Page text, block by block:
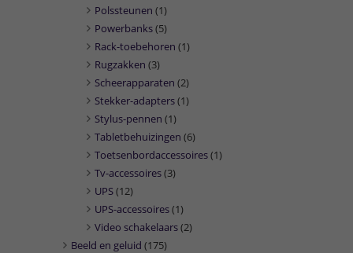
Polssteunen (1)
Powerbanks(5)
Rack-toebehoren (1)
Rugzakken (3)
Scheerapparaten (2)
Stekker-adapters(1)
Stylus-pennen (1)
Tabletbehuizingen (6)
Toetsenbordaccessoires(1)
Tv-accessoires(3)
UPS(12)
UPS-accessoires(1)
Video schakelaars(2)
Beeld en geluid (175)